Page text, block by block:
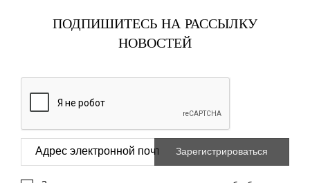
ПОДПИШИТЕСЬ НА РАССЫЛКУ
НОВОСТЕЙ